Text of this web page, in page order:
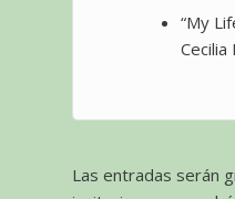
“My
Cecilia
Las entradas serán